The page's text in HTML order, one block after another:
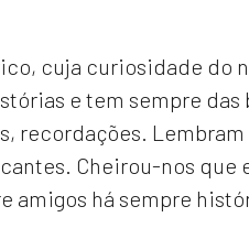
cuja curiosidade do
e tem sempre das
recordações.
Cheirou-nos que
amigos há sempre